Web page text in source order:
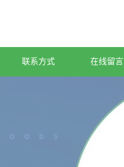
联系方式 在线留言